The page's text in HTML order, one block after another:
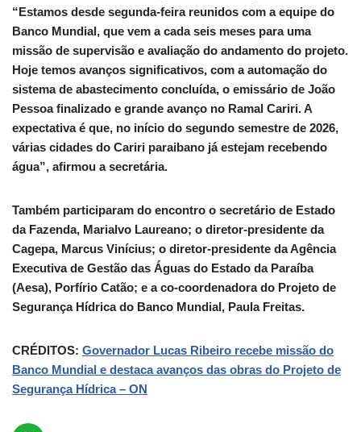
“Estamos desde segunda-feira reunidos com a equipe do
Banco Mundial, que vem a cada seis meses para uma
missão de supervisão e avaliação do andamento do projeto.
Hoje temos avanços significativos, com a automação do
sistema de abastecimento concluída, o emissário de João
Pessoa finalizado e grande avanço no Ramal Cariri. A
expectativa é que, no início do segundo semestre de 2026,
várias cidades do Cariri paraibano já estejam recebendo
água”, afirmou a secretária.
Também participaram do encontro o secretário de Estado
da Fazenda, Marialvo Laureano; o diretor-presidente da
Cagepa, Marcus Vinícius; o diretor-presidente da Agência
Executiva de Gestão das Águas do Estado da Paraíba
(Aesa), Porfírio Catão; e a co-coordenadora do Projeto de
Segurança Hídrica do Banco Mundial, Paula Freitas.
CRÉDITOS: Governador Lucas Ribeiro recebe missão do
Banco Mundial e destaca avanços das obras do Projeto de
Segurança Hídrica – ON